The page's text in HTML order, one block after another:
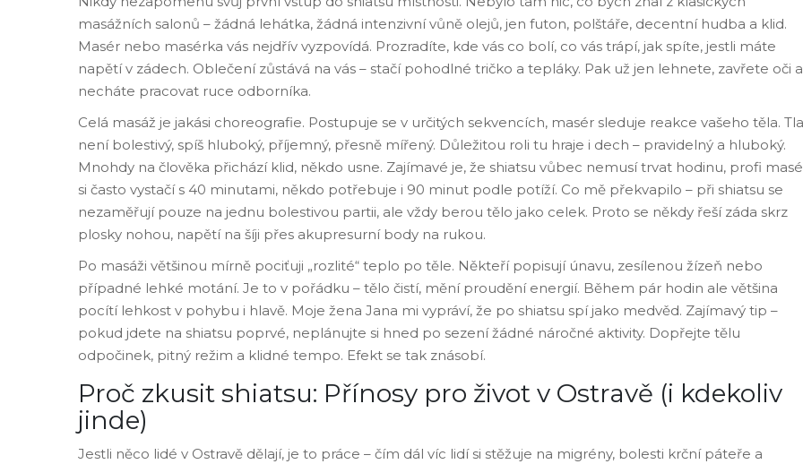
masážních salonů – žádná lehátka, žádná intenzivní vůně olejů, jen futon, polštáře, decentní hudba a klid.
Masér nebo masérka vás nejdřív vyzpovídá. Prozradíte, kde vás co bolí, co vás trápí, jak spíte, jestli máte
napětí v zádech. Oblečení zůstává na vás – stačí pohodlné tričko a tepláky. Pak už jen lehnete, zavřete oči a
necháte pracovat ruce odborníka.
Celá masáž je jakási choreografie. Postupuje se v určitých sekvencích, masér sleduje reakce vašeho těla.
není bolestivý, spíš hluboký, příjemný, přesně mířený. Důležitou roli tu hraje i dech – pravidelný a hluboký.
Mnohdy na člověka přichází klid, někdo usne. Zajímavé je, že shiatsu vůbec nemusí trvat hodinu, profi
si často vystačí s 40 minutami, někdo potřebuje i 90 minut podle potíží. Co mě překvapilo – při shiatsu se
nezaměřují pouze na jednu bolestivou partii, ale vždy berou tělo jako celek. Proto se někdy řeší záda skrz
plosky nohou, napětí na šíji přes akupresurní body na rukou.
Po masáži většinou mírně pociťuji „rozlité“ teplo po těle. Někteří popisují únavu, zesílenou žízeň nebo
případné lehké motání. Je to v pořádku – tělo čistí, mění proudění energií. Během pár hodin ale většina
pocítí lehkost v pohybu i hlavě. Moje žena Jana mi vypráví, že po shiatsu spí jako medvěd. Zajímavý tip –
pokud jdete na shiatsu poprvé, neplánujte si hned po sezení žádné náročné aktivity. Dopřejte tělu
odpočinek, pitný režim a klidné tempo. Efekt se tak znásobí.
Proč zkusit shiatsu: Přínosy pro život v Ostravě (i kdekoliv
jinde)
Jestli něco lidé v Ostravě dělají, je to práce – čím dál víc lidí si stěžuje na migrény, bolesti krční páteře a